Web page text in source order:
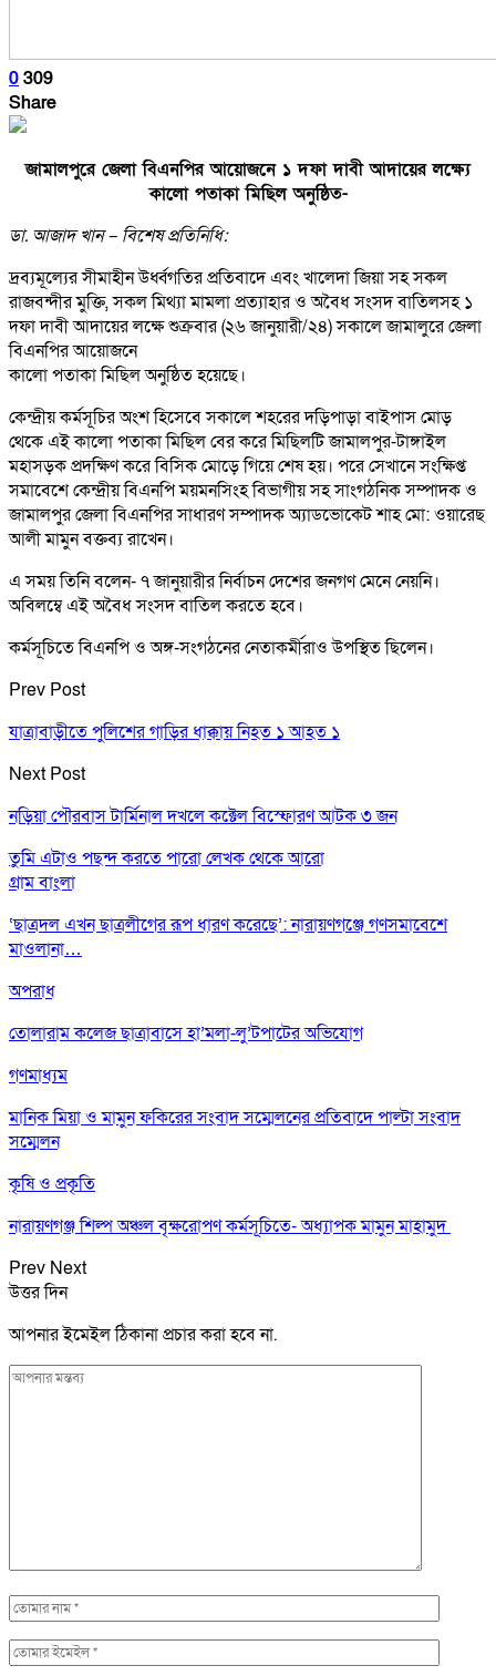
0309
Share
জামালপুরে জেলা বিএনপির আয়োজনে ১ দফা দাবী আদায়ের লক্ষ্যে
কালো পতাকা মিছিল অনুষ্ঠিত-
ডা. আজাদ খান – বিশেষ প্রতিনিধি:
দ্রব্যমূল্যের সীমাহীন উর্ধ্বগতির প্রতিবাদে এবং খালেদা জিয়া সহ সকল
রাজবন্দীর মুক্তি, সকল মিথ্যা মামলা প্রত্যাহার ও অবৈধ সংসদ বাতিলসহ ১
দফা দাবী আদায়ের লক্ষে শুক্রবার (২৬ জানুয়ারী/২৪) সকালে জামালুরে জেলা
বিএনপির আয়োজনে
কালো পতাকা মিছিল অনুষ্ঠিত হয়েছে।
কেন্দ্রীয় কর্মসূচির অংশ হিসেবে সকালে শহরের দড়িপাড়া বাইপাস মোড়
থেকে এই কালো পতাকা মিছিল বের করে মিছিলটি জামালপুর-টাঙ্গাইল
মহাসড়ক প্রদক্ষিণ করে বিসিক মোড়ে গিয়ে শেষ হয়। পরে সেখানে সংক্ষিপ্ত
সমাবেশে কেন্দ্রীয় বিএনপি ময়মনসিংহ বিভাগীয় সহ সাংগঠনিক সম্পাদক ও
জামালপুর জেলা বিএনপির সাধারণ সম্পাদক অ্যাডভোকেট শাহ মো: ওয়ারেছ
আলী মামুন বক্তব্য রাখেন।
এ সময় তিনি বলেন- ৭ জানুয়ারীর নির্বাচন দেশের জনগণ মেনে নেয়নি।
অবিলম্বে এই অবৈধ সংসদ বাতিল করতে হবে।
কর্মসূচিতে বিএনপি ও অঙ্গ-সংগঠনের নেতাকর্মীরাও উপস্থিত ছিলেন।
Prev Post
যাত্রাবাড়ীতে পুলিশের গাড়ির ধাক্কায় নিহত ১ আহত ১
Next Post
নড়িয়া পৌরবাস টার্মিনাল দখলে কক্টেল বিস্ফোরণ আটক ৩ জন
তুমি এটাও পছন্দ করতে পারোলেখক থেকে আরো
গ্রাম বাংলা
‘ছাত্রদল এখন ছাত্রলীগের রূপ ধারণ করেছে’: নারায়ণগঞ্জে গণসমাবেশে
মাওলানা…
অপরাধ
তোলারাম কলেজ ছাত্রাবাসে হা’মলা-লু’টপাটের অভিযোগ
গণমাধ্যম
মানিক মিয়া ও মামুন ফকিরের সংবাদ সম্মেলনের প্রতিবাদে পাল্টা সংবাদ
সম্মেলন
কৃষি ও প্রকৃতি
নারায়ণগঞ্জ শিল্প অঞ্চল বৃক্ষরোপণ কর্মসূচিতে- অধ্যাপক মামুন মাহামুদ
Prev Next
উত্তর দিন
আপনার ইমেইল ঠিকানা প্রচার করা হবে না.